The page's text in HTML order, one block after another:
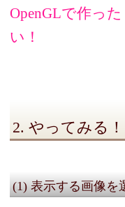
OpenGLで作っ
い！
2. やってみる！
(1) 表示する画像を